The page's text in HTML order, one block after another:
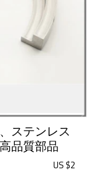
ステンレス
品質部品
US $2